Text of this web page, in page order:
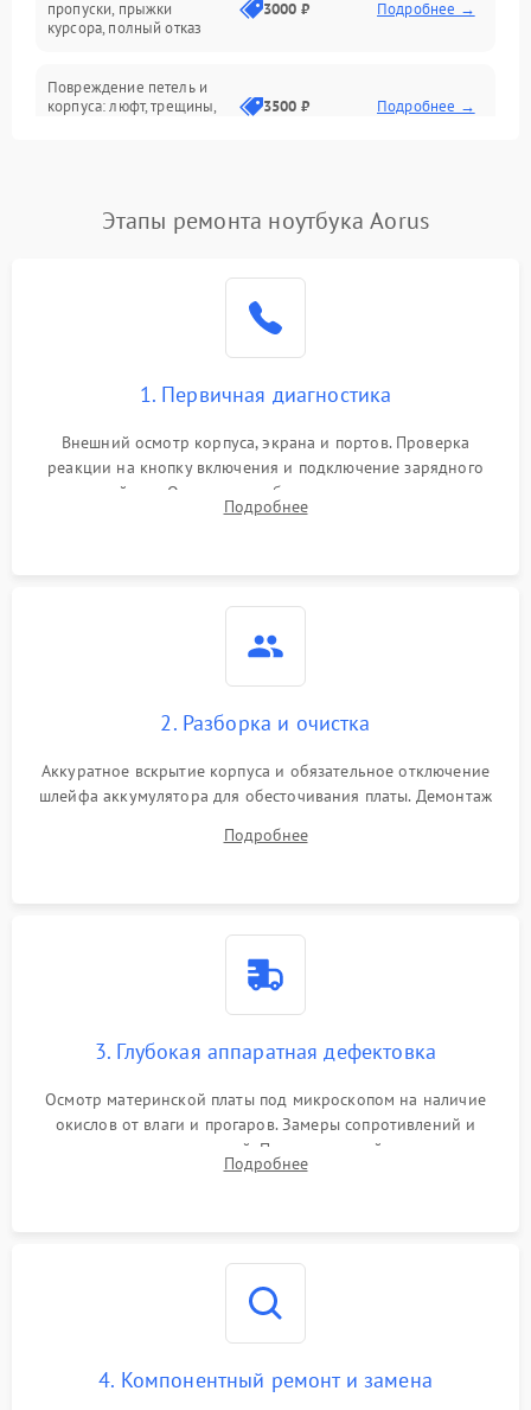
пропуски, прыжки
курсора, полный отказ
3000 ₽ Подробнее →
Повреждение петель и
корпуса: люфт, трещины,
3500 ₽ Подробнее →
невозможность зарядки,
2500 ₽ Подробнее →
2000 ₽
Перегрев из‑за пыли,
неисправности кулера
Выход из строя SSD или
HDD: медленная загрузка,
2000 ₽
Проблемы Wi‑Fi или
Этапы ремонта ноутбука Aorus
1. Первичная диагностика
Внешний осмотр корпуса, экрана и портов. Проверка
реакции на кнопку включения и подключение зарядного
устройства. Оценка потребления тока с помощью
лабораторного блока питания для локализации проблемы.
Подробнее
2. Разборка и очистка
Аккуратное вскрытие корпуса и обязательное отключение
шлейфа аккумулятора для обесточивания платы. Демонтаж
высохшей термопасты с кристаллов чипов.
Подробнее
3. Глубокая аппаратная дефектовка
Осмотр материнской платы под микроскопом на наличие
окислов от влаги и прогаров. Замеры сопротивлений и
дежурных напряжений. Проверка цепей питания,
мультиконтроллера, процессора и видеочипа.
Подробнее
4. Компонентный ремонт и замена